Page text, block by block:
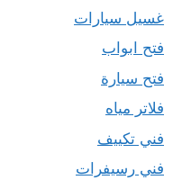
غسيل سيارات
فتح ابواب
فتح سيارة
فلاتر مياه
فني تكييف
فني رسيفرات